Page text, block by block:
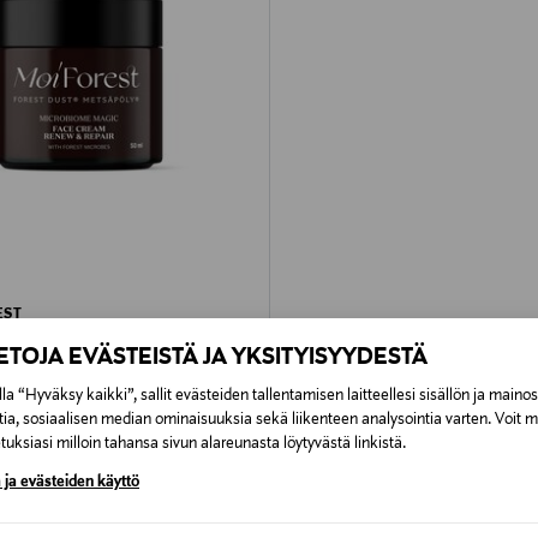
EVÄSTEISTÄ JA YKSITYISYYDESTÄ
“Hyväksy kaikki”, sallit evästeiden tallentamisen laitteellesi sisällön ja
sosiaalisen median ominaisuuksia sekä liikenteen analysointia varten. Voit
milloin tahansa sivun alareunasta löytyvästä linkistä.
ja evästeiden käyttö
Magic Renew & Repair -